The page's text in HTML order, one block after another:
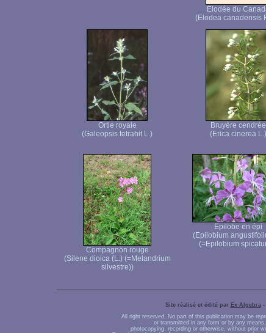
Elodée du
(Elodea canadensis
Ortie royale
(Galeopsis tetrahit L.)
Bruyère cendrée
(Erica cinerea L.)
Compagnon rouge
(Silene dioica (L.) (=Melandrium
silvestre))
Epilobe en épi
(Epilobium
(=Epilobium
Site réalisé et édité par Ex Algebra-
All right reserved. No part of this publication may be
or transmitted in any form or by any
photocopying, recording or otherwise, without prior